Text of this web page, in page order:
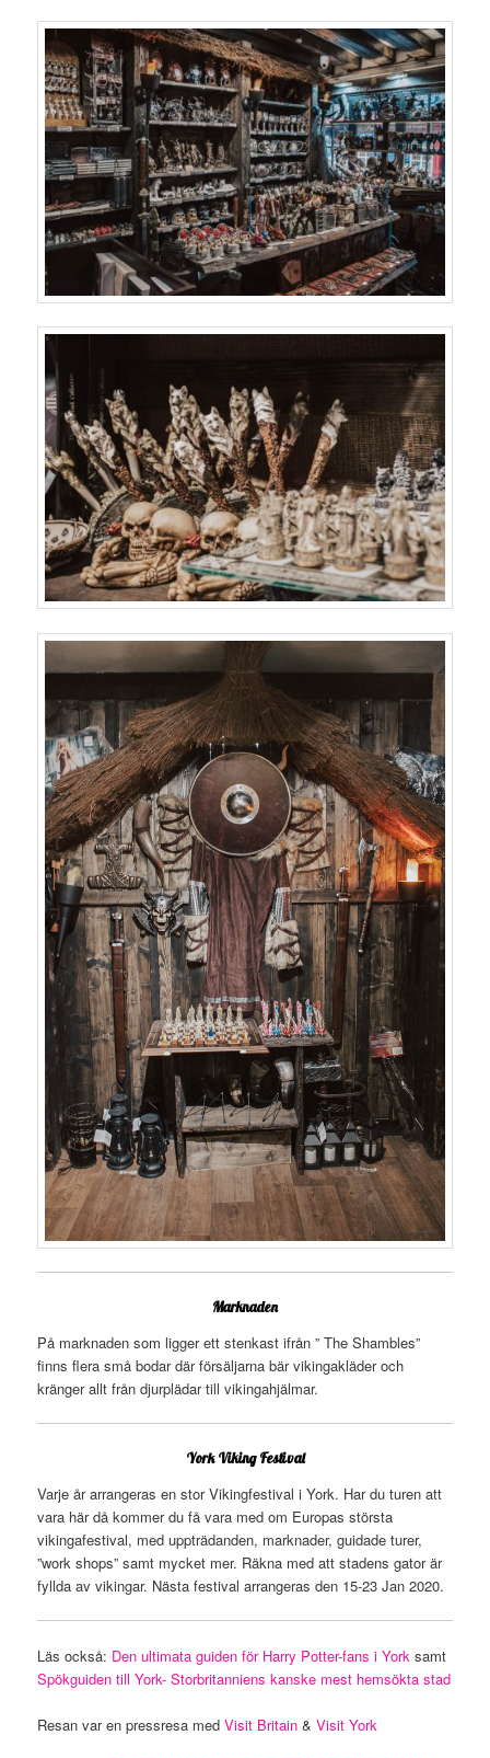
Marknaden
På marknaden som ligger ett stenkast ifrån ” The Shambles”
finns flera små bodar där försäljarna bär vikingakläder och
kränger allt från djurplädar till vikingahjälmar.
York Viking Festival
Varje år arrangeras en stor Vikingfestival i York. Har du turen att
vara här då kommer du få vara med om Europas största
vikingafestival, med uppträdanden, marknader, guidade turer,
”work shops” samt mycket mer. Räkna med att stadens gator är
fyllda av vikingar. Nästa festival arrangeras den 15-23 Jan 2020.
Läs också: Den ultimata guiden för Harry Potter-fans i York samt
Spökguiden till York- Storbritanniens kanske mest hemsökta stad
Resan var en pressresa med Visit Britain &Visit York